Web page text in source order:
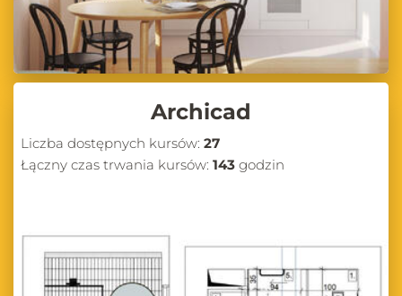
Archicad
Liczba dostępnych kursów: 27
Łączny czas trwania kursów: 143 godzin